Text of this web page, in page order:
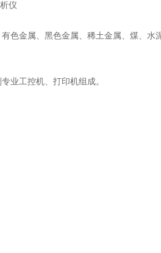
色金属、黑色金属、稀土金属、煤、水
业工控机、打印机组成。